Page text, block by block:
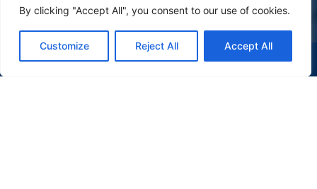
By clicking "Accept All", you consent to our use of cookies.
Customize Reject All Accept All
(47) 9 9977-7630